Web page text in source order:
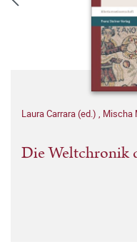
Laura Carrara (ed.) , Mischa
Die Weltchronik